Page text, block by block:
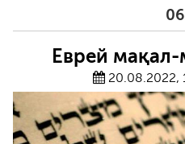
Еврей мақал-
20.08.2022,